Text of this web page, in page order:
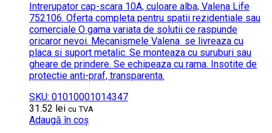
Intrerupator cap-scara 10A, culoare alba, Valena Life
752106. Oferta completa pentru spatii rezidentiale sau
comerciale O gama variata de solutii ce raspunde
oricaror nevoi. Mecanismele Valena se livreaza cu
placa si suport metalic. Se monteaza cu suruburi sau
gheare de prindere. Se echipeaza cu rama. Insotite de
protectie anti-praf, transparenta.
SKU: 01010001014347
31.52 lei cu TVA
Adaugă în coș